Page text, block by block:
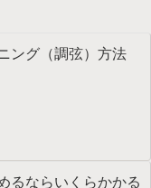
ング（調弦）方法
るならいくらかかる